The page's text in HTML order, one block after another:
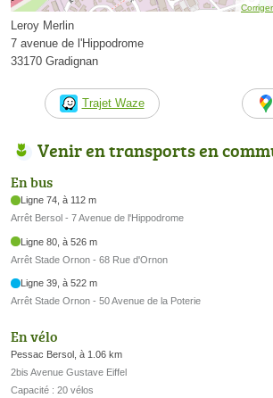
Leroy Merlin
7 avenue de l'Hippodrome
33170 Gradignan
Trajet Waze
Venir en transports en
En bus
Ligne 74, à 112 m
Arrêt Bersol - 7 Avenue de l'Hippodrome
Ligne 80, à 526 m
Arrêt Stade Ornon - 68 Rue d'Ornon
Ligne 39, à 522 m
Arrêt Stade Ornon - 50 Avenue de la Poterie
En vélo
Pessac Bersol, à 1.06 km
2bis Avenue Gustave Eiffel
Capacité : 20 vélos